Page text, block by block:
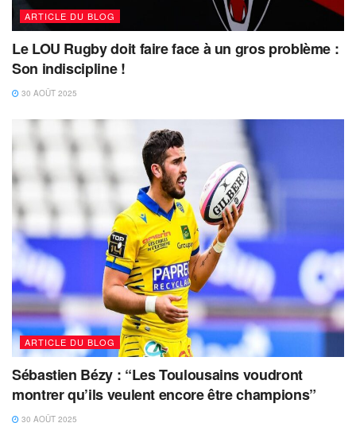
ARTICLE DU BLOG
Le LOU Rugby doit faire face à un gros problème :
Son indiscipline !
30 AOÛT 2025
ARTICLE DU BLOG
Sébastien Bézy : “Les Toulousains voudront
montrer qu’ils veulent encore être champions”
30 AOÛT 2025